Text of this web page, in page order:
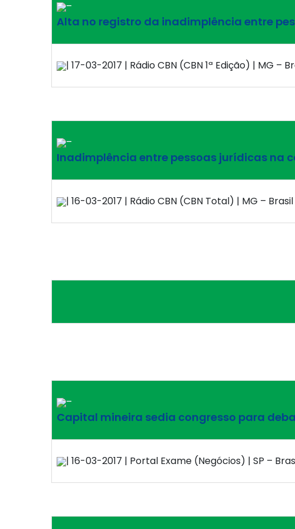
–
Alta no registro da inadimplência entre
| 17-03-2017 | Rádio CBN (CBN 1ª Edição) | MG –
–
Inadimplência entre pessoas jurídicas na
| 16-03-2017 | Rádio CBN (CBN Total) | MG – Brasil
–
Capital mineira sedia congresso para
| 16-03-2017 | Portal Exame (Negócios) | SP –